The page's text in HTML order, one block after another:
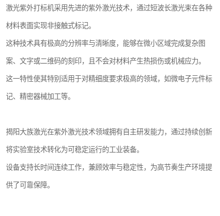
激光紫外打标机采用先进的紫外激光技术，通过短波长激光束在各种
材料表面实现非接触式标记。
这种技术具有极高的分辨率与清晰度，能够在微小区域完成复杂图
案、文字或二维码的刻印，且不会对材料产生热损伤或机械应力。
这一特性使其特别适用于对精细度要求极高的领域，如微电子元件标
记、精密器械加工等。
揭阳大族激光在紫外激光技术领域拥有自主研发能力，通过持续创新
将实验室技术转化为可稳定运行的工业装备。
设备支持长时间连续工作，兼顾效率与稳定性，为高节奏生产环境提
供了可靠保障。